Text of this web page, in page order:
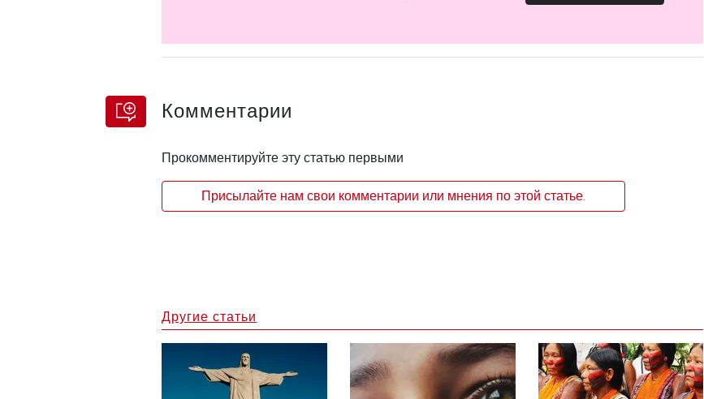
Комментарии
Прокомментируйте эту статью первыми
Присылайте нам свои комментарии или мнения по этой статье.
Другие статьи